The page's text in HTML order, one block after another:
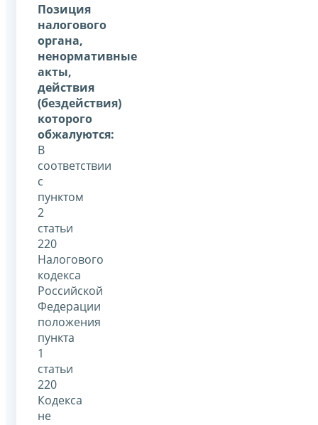
Позиция
налогового
органа,
ненормативные
акты,
действия
(бездействия)
которого
обжалуются:
В
соответствии
с
пунктом
2
статьи
220
Налогового
кодекса
Российской
Федерации
положения
пункта
1
статьи
220
Кодекса
не